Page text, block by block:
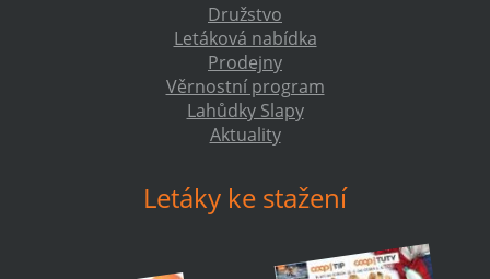
Družstvo
Letáková nabídka
Prodejny
Věrnostní program
Lahůdky Slapy
Aktuality
Letáky ke stažení